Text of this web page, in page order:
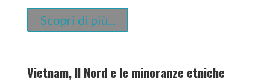
Scopri di più...
Vietnam, Il Nord e le minoranze etniche